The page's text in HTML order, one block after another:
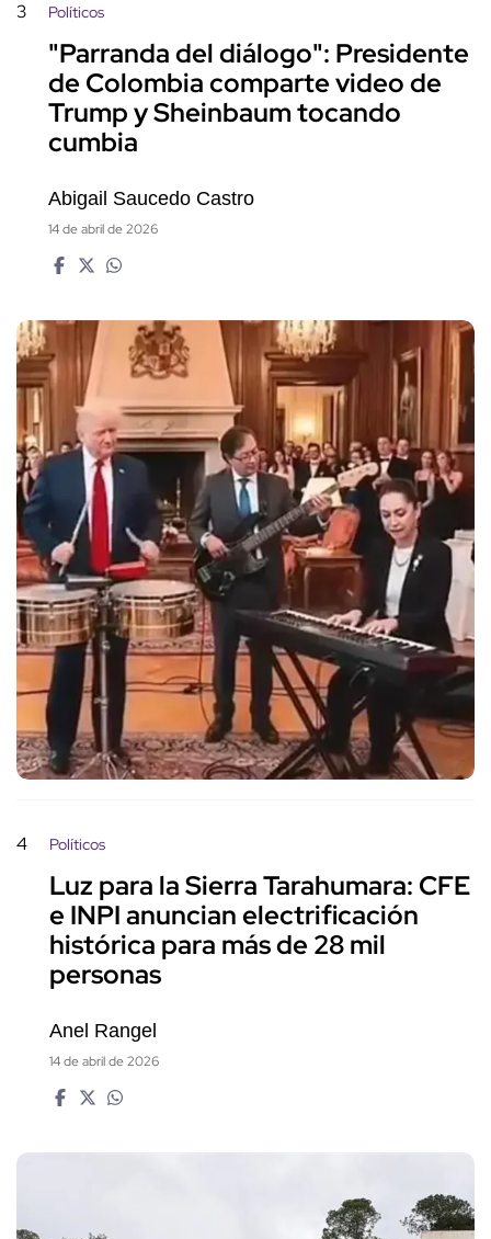
3 Políticos
"Parranda del diálogo": Presidente
de Colombia comparte video de
Trump y Sheinbaum tocando
cumbia
Abigail Saucedo Castro
14 de abril de 2026
4 Políticos
Luz para la Sierra Tarahumara: CFE
e INPI anuncian electrificación
histórica para más de 28 mil
personas
Anel Rangel
14 de abril de 2026